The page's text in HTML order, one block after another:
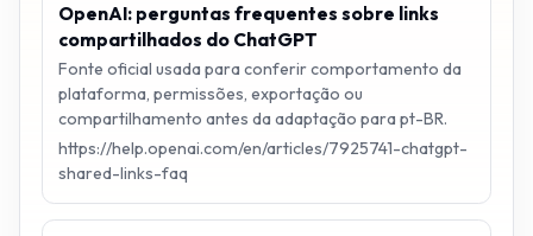
OpenAI: perguntas frequentes sobre links
compartilhados do ChatGPT
Fonte oficial usada para conferir comportamento da
plataforma, permissões, exportação ou
compartilhamento antes da adaptação para pt-BR.
https://help.openai.com/en/articles/7925741-chatgpt-
shared-links-faq